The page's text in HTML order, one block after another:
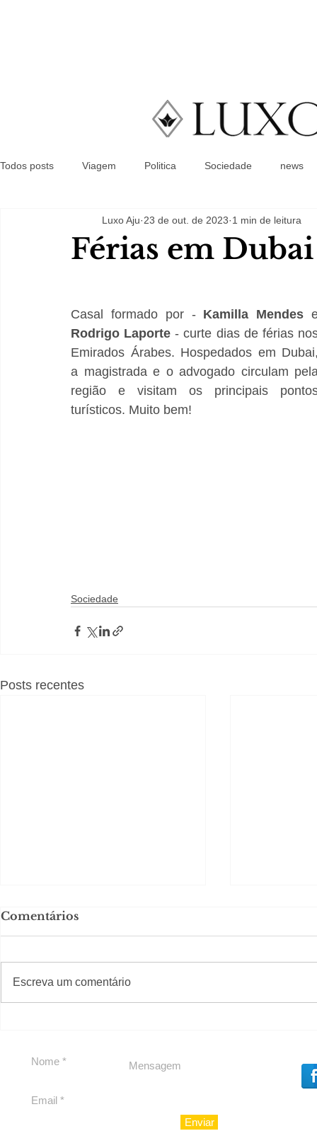
Todos posts Viagem Politica Sociedade news
Férias em Dubai
Luxo Aju 23 de out. de 2023 1 min de leitura
Casal formado por - Kamilla Mendes
Rodrigo Laporte - curte dias de férias
Emirados Árabes. Hospedados em
a magistrada e o advogado circulam
região e visitam os principais
turísticos. Muito bem!
Sociedade
Posts recentes
Comentários
Escreva um comentário
Enviar